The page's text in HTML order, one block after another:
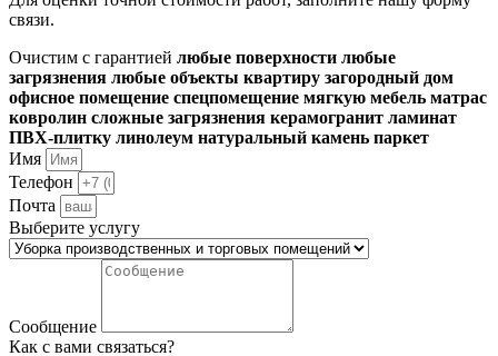
связи.
Очистим с гарантией любые поверхности любые
загрязнения любые объекты квартиру загородный дом
офисное помещение спецпомещение мягкую мебель матрас
ковролин сложные загрязнения керамогранит ламинат
ПВХ-плитку линолеум натуральный камень паркет
Имя
Телефон
Почта
Выберите услугу
Сообщение
Как с вами связаться?